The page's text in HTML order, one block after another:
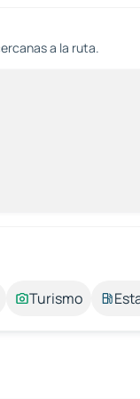
a la ruta.
Turismo